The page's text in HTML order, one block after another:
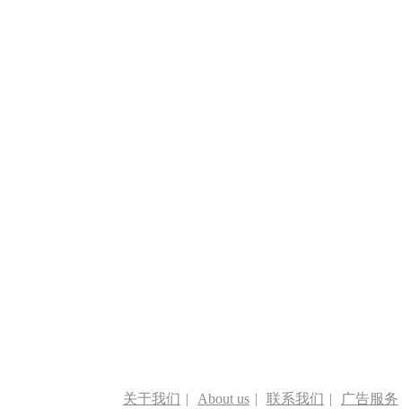
关于我们 | About us | 联系我们 | 广告服务